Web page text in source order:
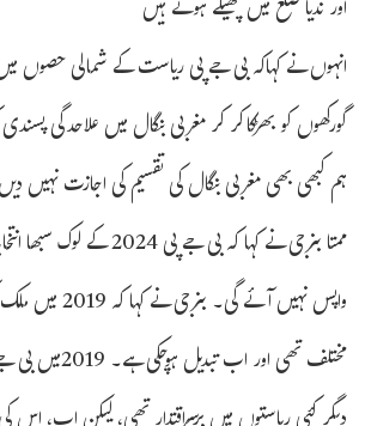
انہوں نے کہاکہ بی جے پی ریاست کے شمالی حصوں
گورکھوں کو بھڑکاکر کر مغربی بنگال میں علاحدگی
ہم کبھی بھی مغربی بنگال کی تقسیم کی اجازت نہیں
ممتا بنرجی نے کہا کہ بی جے
واپس نہیں آئے
مختلف تھی اور اب